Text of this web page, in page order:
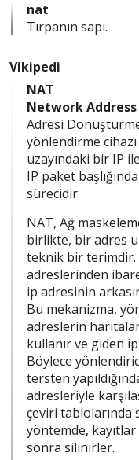
nat
Tırpanın sapı.
Vikipedi
NAT
Network
Adresi
yönlendirme
uzayındaki bir IP
IP paket
sürecidir.
NAT, Ağ
birlikte, bir adres
teknik bir
adreslerinden
ip adresinin
Bu mekanizma,
adreslerin
kullanır ve giden
Böylece
tersten
adresleriyle
çeviri tablolarında
yöntemde,
sonra silinirler.